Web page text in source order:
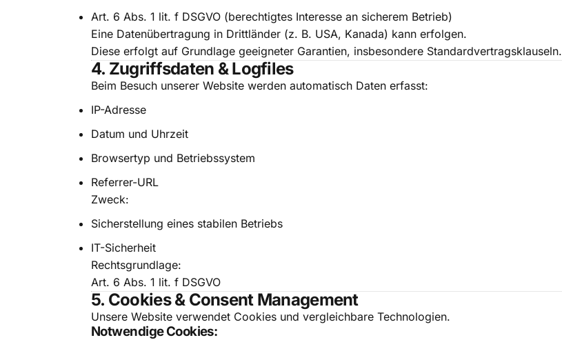
Art. 6 Abs. 1 lit. f DSGVO (berechtigtes Interesse an sicherem Betrieb)
Eine Datenübertragung in Drittländer (z. B. USA, Kanada) kann erfolgen.
Diese erfolgt auf Grundlage geeigneter Garantien, insbesondere Standardvertragsklauseln.
4. Zugriffsdaten & Logfiles
Beim Besuch unserer Website werden automatisch Daten erfasst:
IP-Adresse
Datum und Uhrzeit
Browsertyp und Betriebssystem
Referrer-URL
Zweck:
Sicherstellung eines stabilen Betriebs
IT-Sicherheit
Rechtsgrundlage:
Art. 6 Abs. 1 lit. f DSGVO
5. Cookies & Consent Management
Unsere Website verwendet Cookies und vergleichbare Technologien.
Notwendige Cookies: